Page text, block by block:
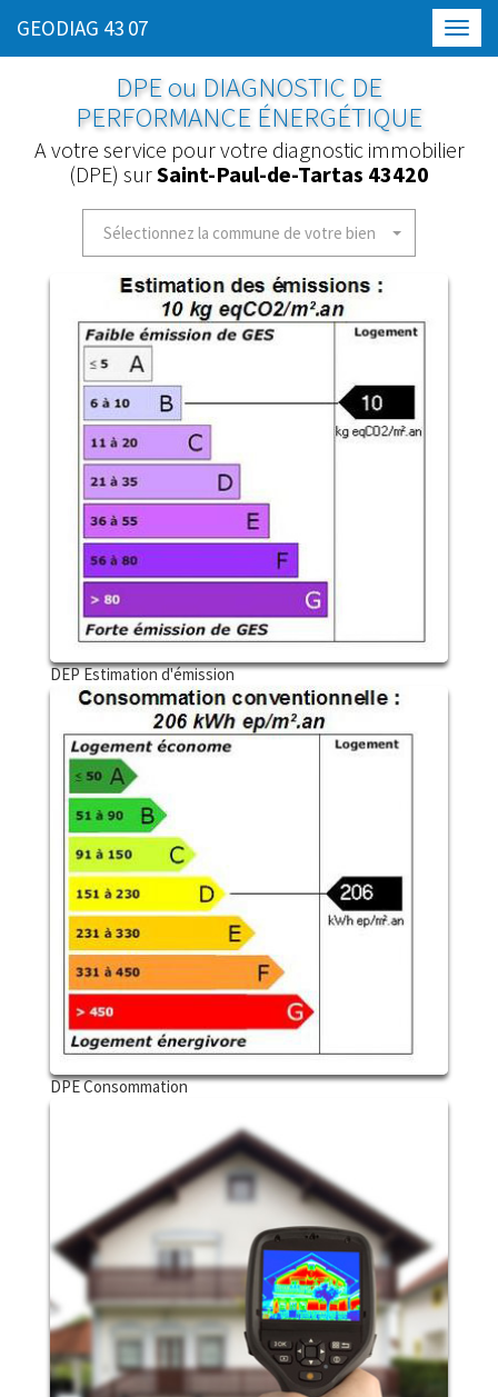
GEODIAG 43 07
DPE ou DIAGNOSTIC DE
PERFORMANCE ÉNERGÉTIQUE
A votre service pour votre diagnostic immobilier
(DPE) surSaint-Paul-de-Tartas 43420
Sélectionnez la commune de votre bien
DEP Estimation d'émission
DPE Consommation